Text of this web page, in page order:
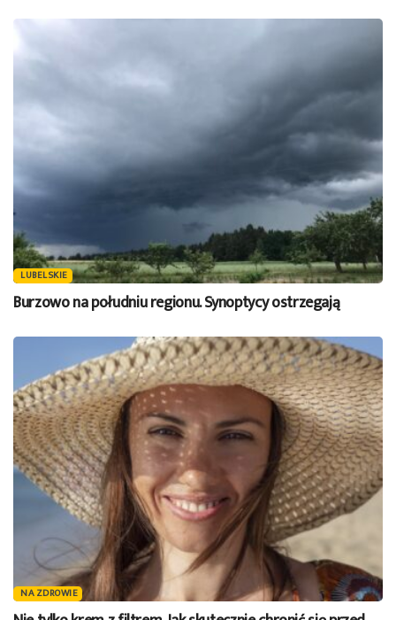
LUBELSKIE
Burzowo na południu regionu. Synoptycy ostrzegają
NA ZDROWIE